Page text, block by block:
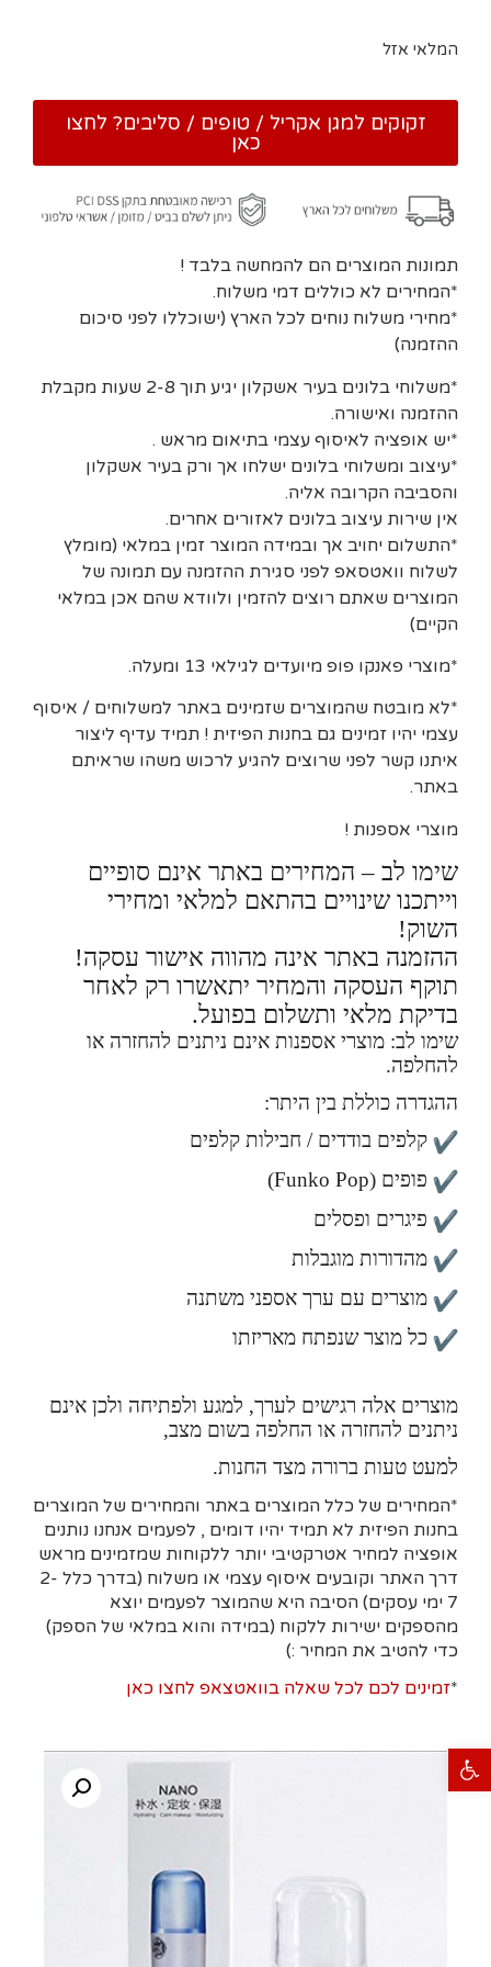
פתח סרגל נגישות
המלאי אזל
זקוקים למגן אקריל / טופים / סליבים? לחצו
כאן
תמונות המוצרים הם להמחשה בלבד !
*המחירים לא כוללים דמי משלוח.
*מחירי משלוח נוחים לכל הארץ (ישוכללו לפני סיכום
ההזמנה)
*משלוחי בלונים בעיר אשקלון יגיע תוך 2-8 שעות מקבלת
ההזמנה ואישורה.
*יש אופציה לאיסוף עצמי בתיאום מראש .
*עיצוב ומשלוחי בלונים ישלחו אך ורק בעיר אשקלון
והסביבה הקרובה אליה.
אין שירות עיצוב בלונים לאזורים אחרים.
*התשלום יחויב אך ובמידה המוצר זמין במלאי (מומלץ
לשלוח וואטסאפ לפני סגירת ההזמנה עם תמונה של
המוצרים שאתם רוצים להזמין ולוודא שהם אכן במלאי
הקיים)
*מוצרי פאנקו פופ מיועדים לגילאי 13 ומעלה.
*לא מובטח שהמוצרים שזמינים באתר למשלוחים / איסוף
עצמי יהיו זמינים גם בחנות הפיזית ! תמיד עדיף ליצור
איתנו קשר לפני שרוצים להגיע לרכוש משהו שראיתם
באתר.
מוצרי אספנות !
שימו לב – המחירים באתר אינם סופיים
וייתכנו שינויים בהתאם למלאי ומחירי
השוק!
ההזמנה באתר אינה מהווה אישור עסקה!
תוקף העסקה והמחיר יתאשרו רק לאחר
בדיקת מלאי ותשלום בפועל.
שימו לב: מוצרי אספנות אינם ניתנים להחזרה או
להחלפה.
ההגדרה כוללת בין היתר:
קלפים בודדים / חבילות קלפים
פופים (Funko Pop)
פיגרים ופסלים
מהדורות מוגבלות
מוצרים עם ערך אספני משתנה
כל מוצר שנפתח מאריזתו
מוצרים אלה רגישים לערך, למגע ולפתיחה ולכן אינם
ניתנים להחזרה או החלפה בשום מצב,
למעט טעות ברורה מצד החנות.
*המחירים של כלל המוצרים באתר והמחירים של המוצרים
בחנות הפיזית לא תמיד יהיו דומים , לפעמים אנחנו נותנים
אופציה למחיר אטרקטיבי יותר ללקוחות שמזמינים מראש
דרך האתר וקובעים איסוף עצמי או משלוח (בדרך כלל 2-
7 ימי עסקים)
הסיבה היא שהמוצר לפעמים יוצא
מהספקים ישירות ללקוח (במידה והוא במלאי של הספק)
כדי להטיב את המחיר :)
*זמינים לכם לכל שאלה בוואטצאפ לחצו כאן